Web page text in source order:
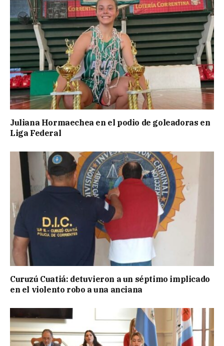
Juliana Hormaechea en el podio de goleadoras en
Liga Federal
Curuzú Cuatiá: detuvieron a un séptimo implicado
en el violento robo a una anciana